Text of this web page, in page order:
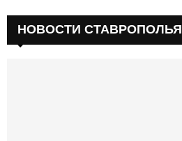
НОВОСТИ СТАВРОПОЛЬЯ